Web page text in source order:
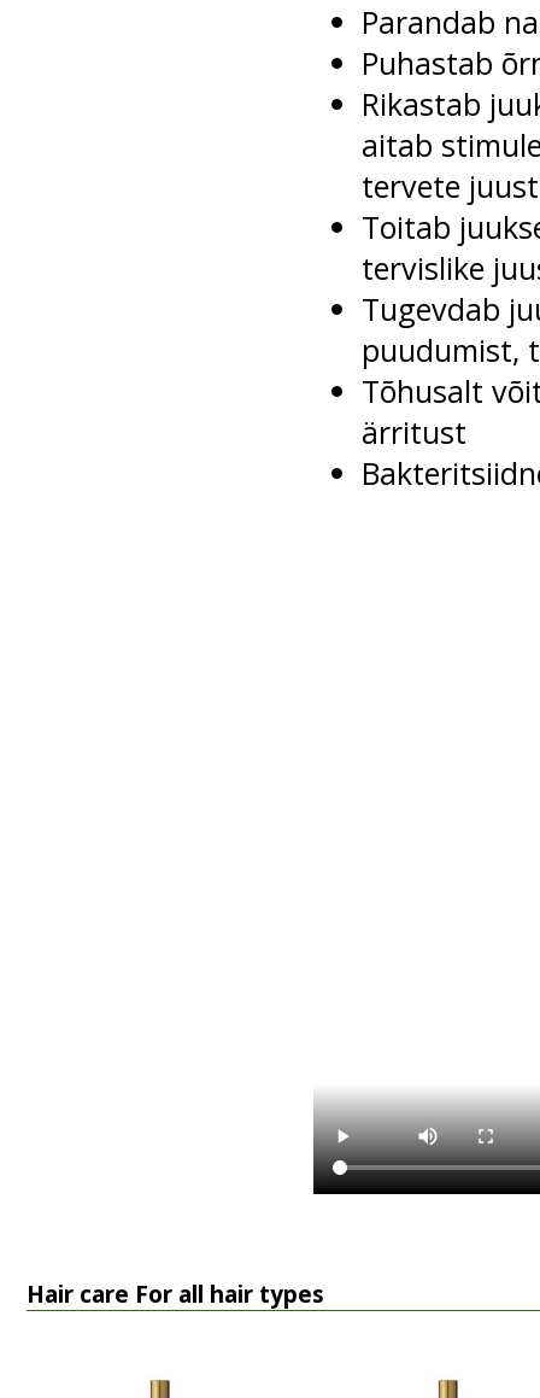
Parandab
Puhastab
Rikastab
aitab
tervete
Toitab
tervislike
Tugevdab
puudumist,
Tõhusalt
ärritust
Hair care For all hair types